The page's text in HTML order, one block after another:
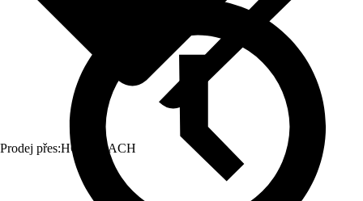
Prodej přes:HORNBACH